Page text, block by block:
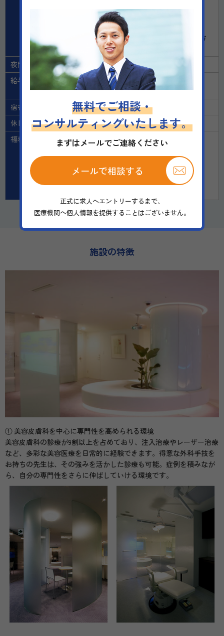
・得意な手技を活かして診療したい方
・外国人患者様の診療にも興味がある方
・患者様一人ひとりと丁寧に向き合いたい方
・無理なく週1日から勤務を始めたい方
夜間当直
無し
給与備考
歩合：有り
試用期間：有り（3ヶ月）
宿舎の提供
無し
休日
シフト制
福利厚生
残業ほぼなし（医師：月1時間未満）
残業代は1分単位で全額支給
交通費支給（上限25,000円／月）
労働保険・雇用保険加入（条件あり）
業務委託・雇用契約どちらも相談可能
施設の特徴
① 美容皮膚科を中心に専門性を高められる環境
美容皮膚科の診療が9割以上を占めており、注入治療やレーザー治療
など、多彩な美容医療を日常的に経験できます。得意な外科手技を
お持ちの先生は、その強みを活かした診療も可能。症例を積みなが
ら、自分の専門性をさらに伸ばしていける環境です。
無料でご相談・
コンサルティングいたします。
まずはメールでご連絡ください
メールで相談する
正式に求人へエントリーするまで、
医療機関へ個人情報を提供することはございません。